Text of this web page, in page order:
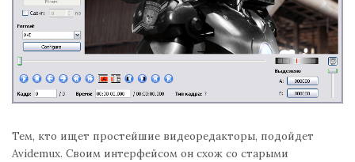
Тем, кто ищет простейшие видеоредакторы, подойдет
Avidemux. Своим интерфейсом он схож со старыми